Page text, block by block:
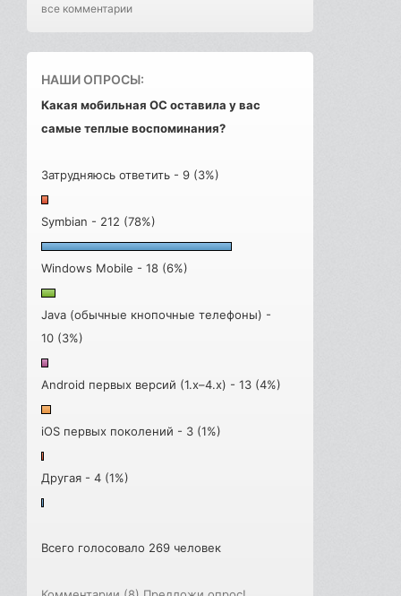
все комментарии
НАШИ ОПРОСЫ:
Какая мобильная ОС оставила у вас
самые теплые воспоминания?
Затрудняюсь ответить - 9 (3%)
Symbian - 212 (78%)
Windows Mobile - 18 (6%)
Java (обычные кнопочные телефоны) -
10 (3%)
Android первых версий (1.x–4.x) - 13 (4%)
iOS первых поколений - 3 (1%)
Другая - 4 (1%)
Всего голосовало 269 человек